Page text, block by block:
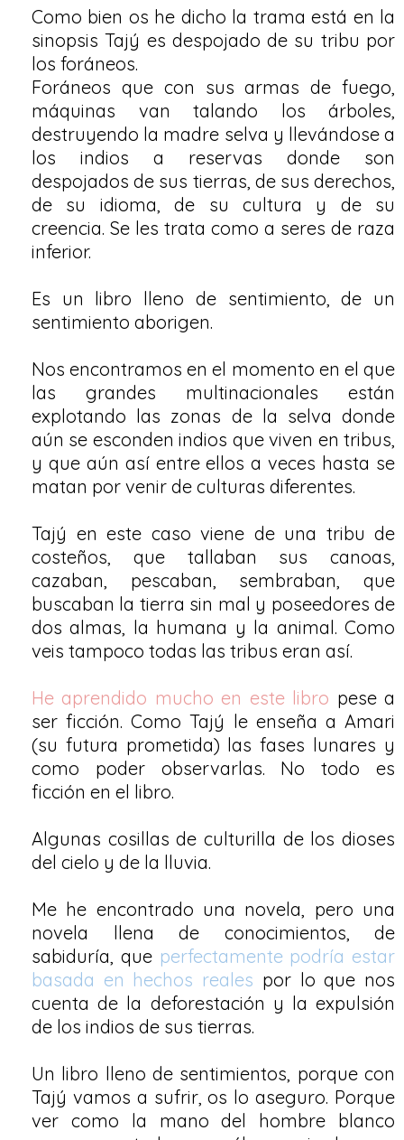
Como bien os he dicho la trama está en la
sinopsis Tajý es despojado de su tribu por
los foráneos.
Foráneos que con sus armas de fuego,
máquinas van talando los árboles,
destruyendo la madre selva y llevándose a
los indios a reservas donde son
despojados de sus tierras, de sus derechos,
de su idioma, de su cultura y de su
creencia. Se les trata como a seres de raza
inferior.
Es un libro lleno de sentimiento, de un
sentimiento aborigen.
Nos encontramos en el momento en el que
las grandes multinacionales están
explotando las zonas de la selva donde
aún se esconden indios que viven en tribus,
y que aún así entre ellos a veces hasta se
matan por venir de culturas diferentes.
Tajý en este caso viene de una tribu de
costeños, que tallaban sus canoas,
cazaban, pescaban, sembraban, que
buscaban la tierra sin mal y poseedores de
dos almas, la humana y la animal. Como
veis tampoco todas las tribus eran así.
He aprendido mucho en este libro pese a
ser ficción. Como Tajý le enseña a Amari
(su futura prometida) las fases lunares y
como poder observarlas. No todo es
ficción en el libro.
Algunas cosillas de culturilla de los dioses
del cielo y de la lluvia.
Me he encontrado una novela, pero una
novela llena de conocimientos, de
sabiduría, que perfectamente podría estar
basada en hechos reales por lo que nos
cuenta de la deforestación y la expulsión
de los indios de sus tierras.
Un libro lleno de sentimientos, porque con
Tajý vamos a sufrir, os lo aseguro. Porque
ver como la mano del hombre blanco